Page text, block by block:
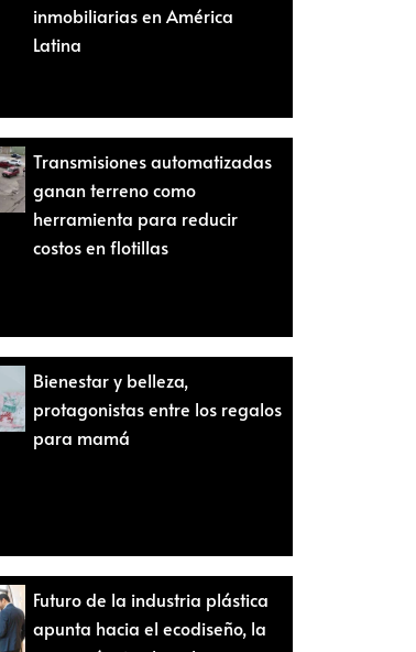
inmobiliarias en América
Latina
Transmisiones automatizadas
ganan terreno como
herramienta para reducir
costos en flotillas
Bienestar y belleza,
protagonistas entre los regalos
para mamá
Futuro de la industria plástica
apunta hacia el ecodiseño, la